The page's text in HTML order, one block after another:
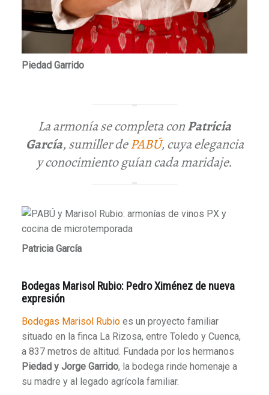
Piedad Garrido
La armonía se completa conPatricia
García, sumiller dePABÚ, cuya elegancia
y conocimiento guían cada maridaje.
Patricia García
Bodegas Marisol Rubio: Pedro Ximénez de nueva
expresión
Bodegas Marisol Rubioes un proyecto familiar
situado en la finca La Rizosa, entre Toledo y Cuenca,
a 837 metros de altitud. Fundada por los hermanos
Piedad y Jorge Garrido, la bodega rinde homenaje a
su madre y al legado agrícola familiar.